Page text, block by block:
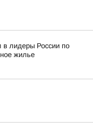
лидеры России по
жилье